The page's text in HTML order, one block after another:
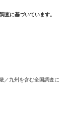
査に基づいています。
／九州を含む全国調査に